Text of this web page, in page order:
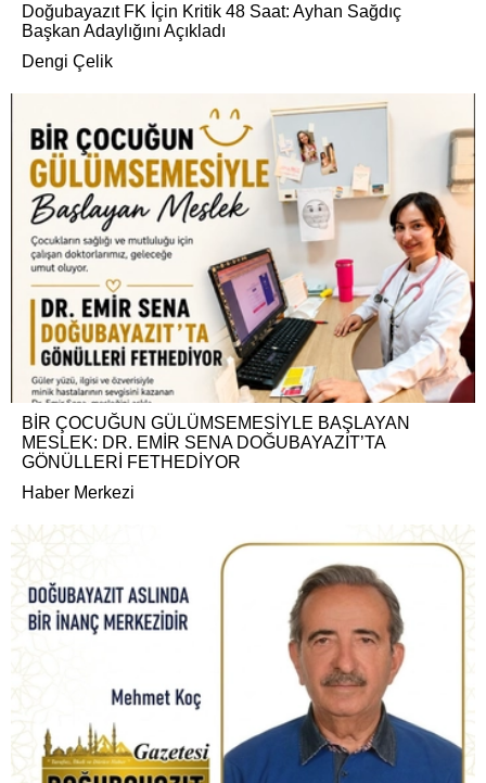
Doğubayazıt FK İçin Kritik 48 Saat: Ayhan Sağdıç
Başkan Adaylığını Açıkladı
Dengi Çelik
BİR ÇOCUĞUN GÜLÜMSEMESİYLE BAŞLAYAN
MESLEK: DR. EMİR SENA DOĞUBAYAZIT’TA
GÖNÜLLERİ FETHEDİYOR
Haber Merkezi